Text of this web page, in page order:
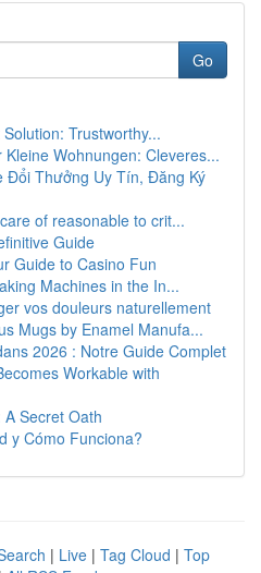
Go
Trustworthy...
Wohnungen: Cleveres...
Đổi Thưởng Uy Tín, Đăng Ký
of reasonable to crit...
Guide
Guide to Casino Fun
Machines in the In...
vos douleurs naturellement
Mugs by Enamel Manufa...
2026 : Notre Guide Complet
Workable with
Secret Oath
y Cómo Funciona?
| Live | Tag Cloud | Top